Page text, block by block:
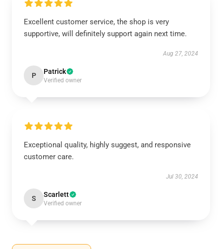
Excellent customer service, the shop is very
supportive, will definitely support again next time.
Aug 27, 2024
P Patrick
Verified owner
Exceptional quality, highly suggest, and responsive
customer care.
Jul 30, 2024
S Scarlett
Verified owner